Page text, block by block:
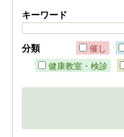
キーワード
分類 催し
健康教室・検診